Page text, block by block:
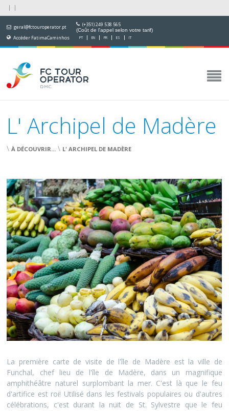
geral@fctouroperator.pt (+351) 249 538 565
(Coût de l'appel selon votre tarif)
Accéder FatimaCaminhos PT EN FR ES IT
L' Archipel de Madère
\ À DÉCOUVRIR... \ L' ARCHIPEL DE MADÈRE
La première carte de visite de l'île de Madère est la ville de
Funchal, chef lieu de l'île de Madère, dans un magnifique
amphithéâtre naturel surplombant la mer. C'est là que le feu
d'artifice est roi! Utilisé dans les festivals populaires ou d'autres
célébrations, c'est durant la nuit de St. Sylvestre que le feu